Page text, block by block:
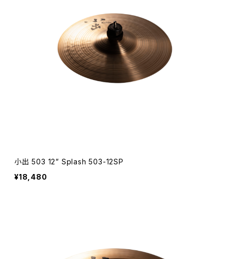
小出 503 12” Splash 503-12SP
¥18,480